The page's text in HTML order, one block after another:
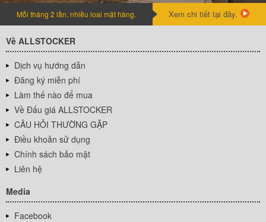
Mỗi tháng 2 lần, nhiều loai mặt hàng. Xem chi tiết tại đây.
Về ALLSTOCKER
Dịch vụ hướng dẫn
Đăng ký miễn phí
Làm thế nào để mua
Về Đấu giá ALLSTOCKER
CÂU HỎI THƯỜNG GẶP
Điều khoản sử dụng
Chính sách bảo mật
Liên hệ
Media
Facebook